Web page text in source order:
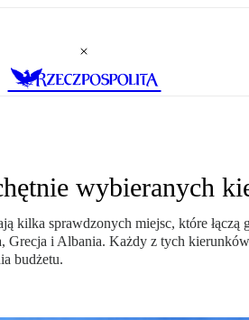
wybieranych
sprawdzonych miejsc, które łączą
Grecja i Albania. Każdy z tych
budżetu.